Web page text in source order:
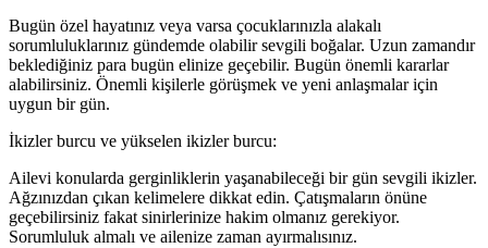
Bugün özel hayatınız veya varsa çocuklarınızla alakalı
sorumluluklarınız gündemde olabilir sevgili boğalar. Uzun zamandır
beklediğiniz para bugün elinize geçebilir. Bugün önemli kararlar
alabilirsiniz. Önemli kişilerle görüşmek ve yeni anlaşmalar için
uygun bir gün.
İkizler burcu ve yükselen ikizler burcu:
Ailevi konularda gerginliklerin yaşanabileceği bir gün sevgili ikizler.
Ağzınızdan çıkan kelimelere dikkat edin. Çatışmaların önüne
geçebilirsiniz fakat sinirlerinize hakim olmanız gerekiyor.
Sorumluluk almalı ve ailenize zaman ayırmalısınız.